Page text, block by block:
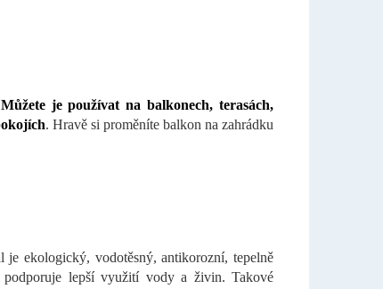
Můžete je používat na balkonech, terasách,
. Hravě si proměníte balkon na zahrádku
je ekologický, vodotěsný, antikorozní, tepelně
lepší využití vody a živin. Takové